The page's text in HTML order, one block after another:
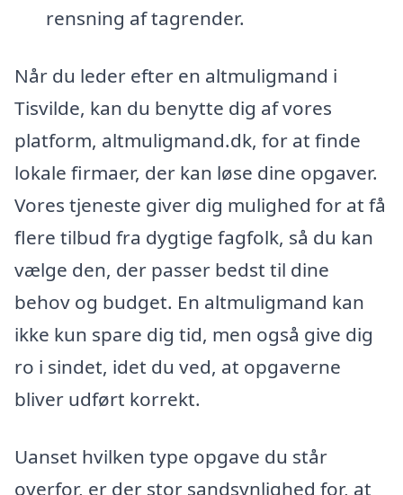
rensning af tagrender.
Når du leder efter en altmuligmand i
Tisvilde, kan du benytte dig af vores
platform, altmuligmand.dk, for at finde
lokale firmaer, der kan løse dine opgaver.
Vores tjeneste giver dig mulighed for at få
flere tilbud fra dygtige fagfolk, så du kan
vælge den, der passer bedst til dine
behov og budget. En altmuligmand kan
ikke kun spare dig tid, men også give dig
ro i sindet, idet du ved, at opgaverne
bliver udført korrekt.
Uanset hvilken type opgave du står
overfor, er der stor sandsynlighed for, at